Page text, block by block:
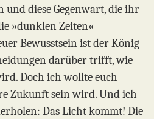
diese Gegenwart, die ihr
»dunklen Zeiten«
Bewusstsein ist der König –
darüber trifft, wie
Doch ich wollte euch
Zukunft sein wird. Und ich
Das Licht kommt! Die